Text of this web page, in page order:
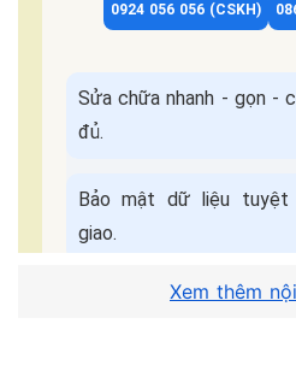
0924 056 056 (CSKH)
Sửa chữa nhanh - gọn -
đủ.
Bảo mật dữ liệu
giao.
Bảo hành đầy đủ, hỗ trợ
Xem thêm